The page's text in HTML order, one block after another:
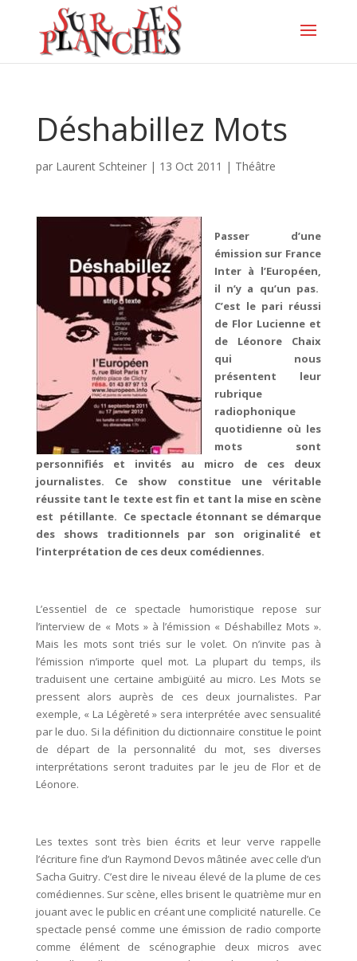
Déshabillez Mots
par Laurent Schteiner| 13 Oct 2011 | Théâtre
Passer d’une
émission sur France
Inter à l’Européen,
il n’y a qu’un pas.
C’est le pari réussi
de Flor Lucienne et
de Léonore Chaix
qui nous
présentent leur
rubrique
radiophonique
quotidienne où les
mots sont
personnifiés et invités au micro de ces deux
journalistes. Ce show constitue une véritable
réussite tant le texte est fin et tant la mise en scène
est pétillante. Ce spectacle étonnant se démarque
des shows traditionnels par son originalité et
l’interprétation de ces deux comédiennes.
L’essentiel de ce spectacle humoristique repose sur
l’interview de « Mots » à l’émission « Déshabillez Mots ».
Mais les mots sont triés sur le volet. On n’invite pas à
l’émission n’importe quel mot. La plupart du temps, ils
traduisent une certaine ambigüité au micro. Les Mots se
pressent alors auprès de ces deux journalistes. Par
exemple, « La Légèreté » sera interprétée avec sensualité
par le duo. Si la définition du dictionnaire constitue le point
de départ de la personnalité du mot, ses diverses
interprétations seront traduites par le jeu de Flor et de
Léonore.
Les textes sont très bien écrits et leur verve rappelle
l’écriture fine d’un Raymond Devos mâtinée avec celle d’un
Sacha Guitry. C’est dire le niveau élevé de la plume de ces
comédiennes. Sur scène, elles brisent le quatrième mur en
jouant avec le public en créant une complicité naturelle. Ce
spectacle pensé comme une émission de radio comporte
comme élément de scénographie deux micros avec